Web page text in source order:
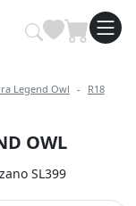
шины
Legend Owl
R18
OWL
SL399